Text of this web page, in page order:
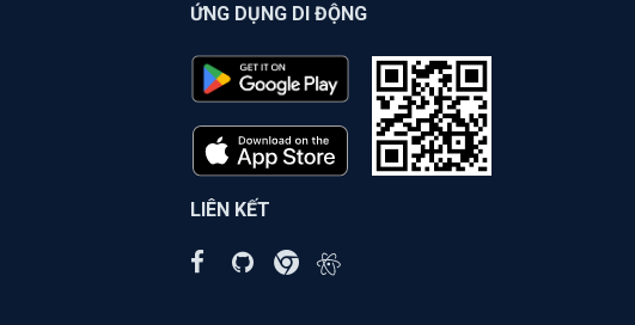
ỨNG DỤNG DI ĐỘNG
LIÊN KẾT